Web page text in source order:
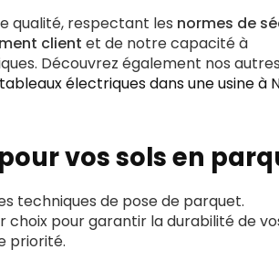
qualité, respectant les normes de
client et de notre capacité à
Découvrez également nos autres
électriques dans une usine à
vos sols en
techniques de pose de parquet.
choix pour garantir la durabilité de
priorité.